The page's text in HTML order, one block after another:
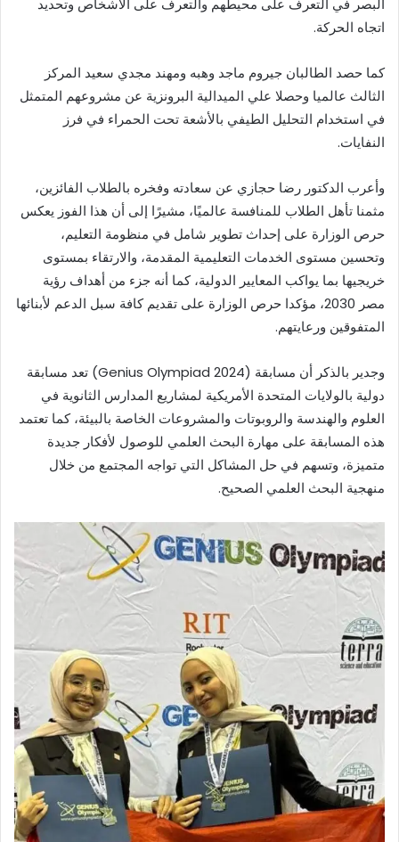
البصر في التعرف على محيطهم والتعرف على الأشخاص وتحديد
اتجاه الحركة.
كما حصد الطالبان جيروم ماجد وهبه ومهند مجدي سعيد المركز
الثالث عالميا وحصلا علي الميدالية البرونزية عن مشروعهم المتمثل
في استخدام التحليل الطيفي بالأشعة تحت الحمراء في فرز
النفايات.
وأعرب الدكتور رضا حجازي عن سعادته وفخره بالطلاب الفائزين،
مثمنا تأهل الطلاب للمنافسة عالميًا، مشيرًا إلى أن هذا الفوز يعكس
حرص الوزارة على إحداث تطوير شامل في منظومة التعليم،
وتحسين مستوى الخدمات التعليمية المقدمة، والارتقاء بمستوى
خريجيها بما يواكب المعايير الدولية، كما أنه جزء من أهداف رؤية
مصر 2030، مؤكدا حرص الوزارة على تقديم كافة سبل الدعم لأبنائها
المتفوقين ورعايتهم.
وجدير بالذكر أن مسابقة (2024 Genius Olympiad) تعد مسابقة
دولية بالولايات المتحدة الأمريكية لمشاريع المدارس الثانوية في
العلوم والهندسة والروبوتات والمشروعات الخاصة بالبيئة، كما تعتمد
هذه المسابقة على مهارة البحث العلمي للوصول لأفكار جديدة
متميزة، وتسهم في حل المشاكل التي تواجه المجتمع من خلال
منهجية البحث العلمي الصحيح.